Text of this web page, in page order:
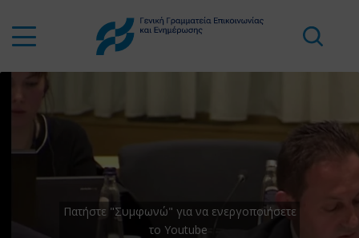
Πατήστε "Συμφωνώ" για να ενεργοποιήσετε
το Youtube